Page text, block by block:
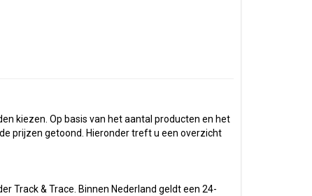
kiezen. Op basis van het aantal producten en het
prijzen getoond. Hieronder treft u een overzicht
Track & Trace. Binnen Nederland geldt een 24-